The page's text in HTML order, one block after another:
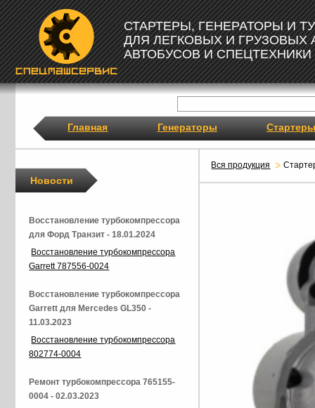
СТАРТЕРЫ, ГЕНЕРАТОРЫ И
ДЛЯ ЛЕГКОВЫХ И ГРУЗОВЫХ
АВТОБУСОВ И СПЕЦТЕХНИКИ
Главная Генераторы Стартеры
Вся продукция
Новости
Восстановление турбокомпрессора
для Форд Транзит - 18.01.2024
Восстановление турбокомпрессора
Garrett 787556-0024
Восстановление турбокомпрессора
Garrett для Mercedes GL350 -
11.03.2023
Восстановление турбокомпрессора
802774-0004
Ремонт турбокомпрессора 765155-
0004 - 02.03.2023